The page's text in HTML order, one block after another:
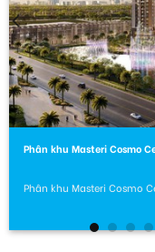
Phân khu Masteri Cosmo
Phân khu Masteri Cosmo